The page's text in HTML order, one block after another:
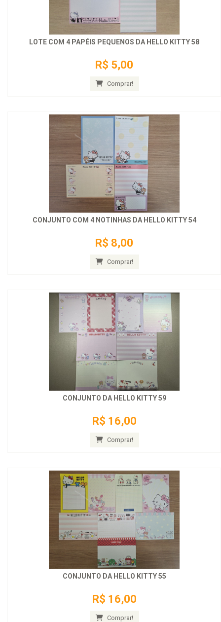
LOTE COM 4 PAPÉIS PEQUENOS DA HELLO KITTY 58
R$ 5,00
Comprar!
CONJUNTO COM 4 NOTINHAS DA HELLO KITTY 54
R$ 8,00
Comprar!
CONJUNTO DA HELLO KITTY 59
R$ 16,00
Comprar!
CONJUNTO DA HELLO KITTY 55
R$ 16,00
Comprar!